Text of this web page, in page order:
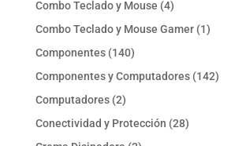
Combo Teclado y Mouse 44
productos
Combo Teclado y Mouse Gamer 11
Componentes 140140
productos
Componentes y Computadores 142142
Computadores 22
productos
Conectividad y Protección 2828